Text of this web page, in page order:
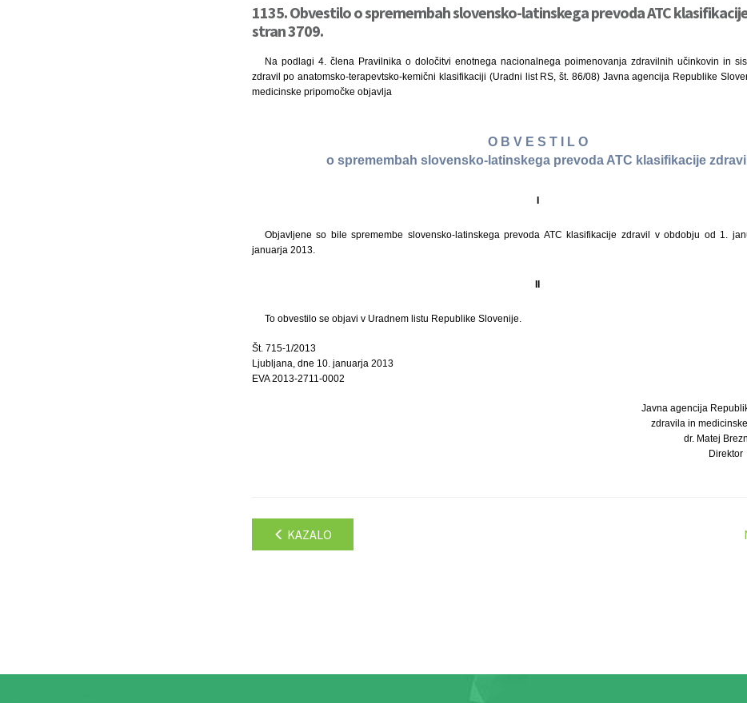
1135. Obvestilo o spremembah slovensko-latinskega prevoda ATC
stran 3709.
Na podlagi 4. člena Pravilnika o določitvi enotnega nacionalnega poimenovanja zdravilnih učinkovin in
zdravil po anatomsko-terapevtsko-kemični klasifikaciji (Uradni list RS, št. 86/08) Javna agencija Republike
medicinske pripomočke objavlja
O B V E S T I L O
o spremembah slovensko-latinskega prevoda ATC klasifikacije zdravil
I
Objavljene so bile spremembe slovensko-latinskega prevoda ATC klasifikacije zdravil v obdobju od 1.
januarja 2013.
II
To obvestilo se objavi v Uradnem listu Republike Slovenije.
Št. 715-1/2013
Ljubljana, dne 10. januarja 2013
EVA 2013-2711-0002
Javna agencija
zdravila in
dr. Matej
Direktor
KAZALO